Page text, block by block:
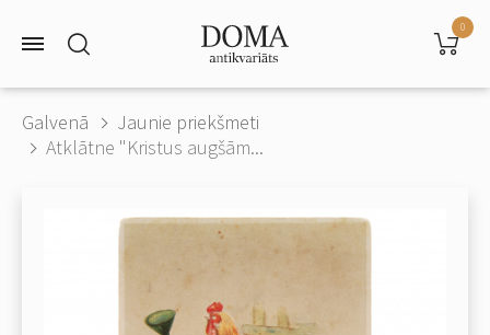
0
Galvenā
Jaunie priekšmeti
Atklātne "Kristus augšām...